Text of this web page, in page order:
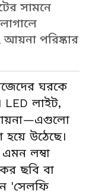
সামনে
পরিষ্কার
ঘরকে
LED লাইট,
উঠেছে।
লম্বা
ছবি বা
'সেলফি